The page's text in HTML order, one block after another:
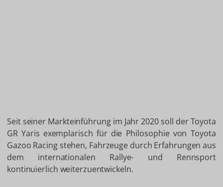
Seit seiner Markteinführung im Jahr 2020 soll der Toyota
GR Yaris exemplarisch für die Philosophie von Toyota
Gazoo Racing stehen, Fahrzeuge durch Erfahrungen aus
dem internationalen Rallye- und Rennsport
kontinuierlich weiterzuentwickeln.